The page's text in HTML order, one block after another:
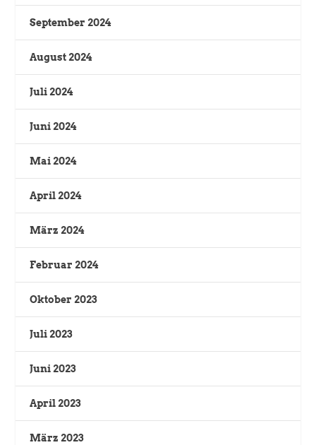
September 2024
August 2024
Juli 2024
Juni 2024
Mai 2024
April 2024
März 2024
Februar 2024
Oktober 2023
Juli 2023
Juni 2023
April 2023
März 2023